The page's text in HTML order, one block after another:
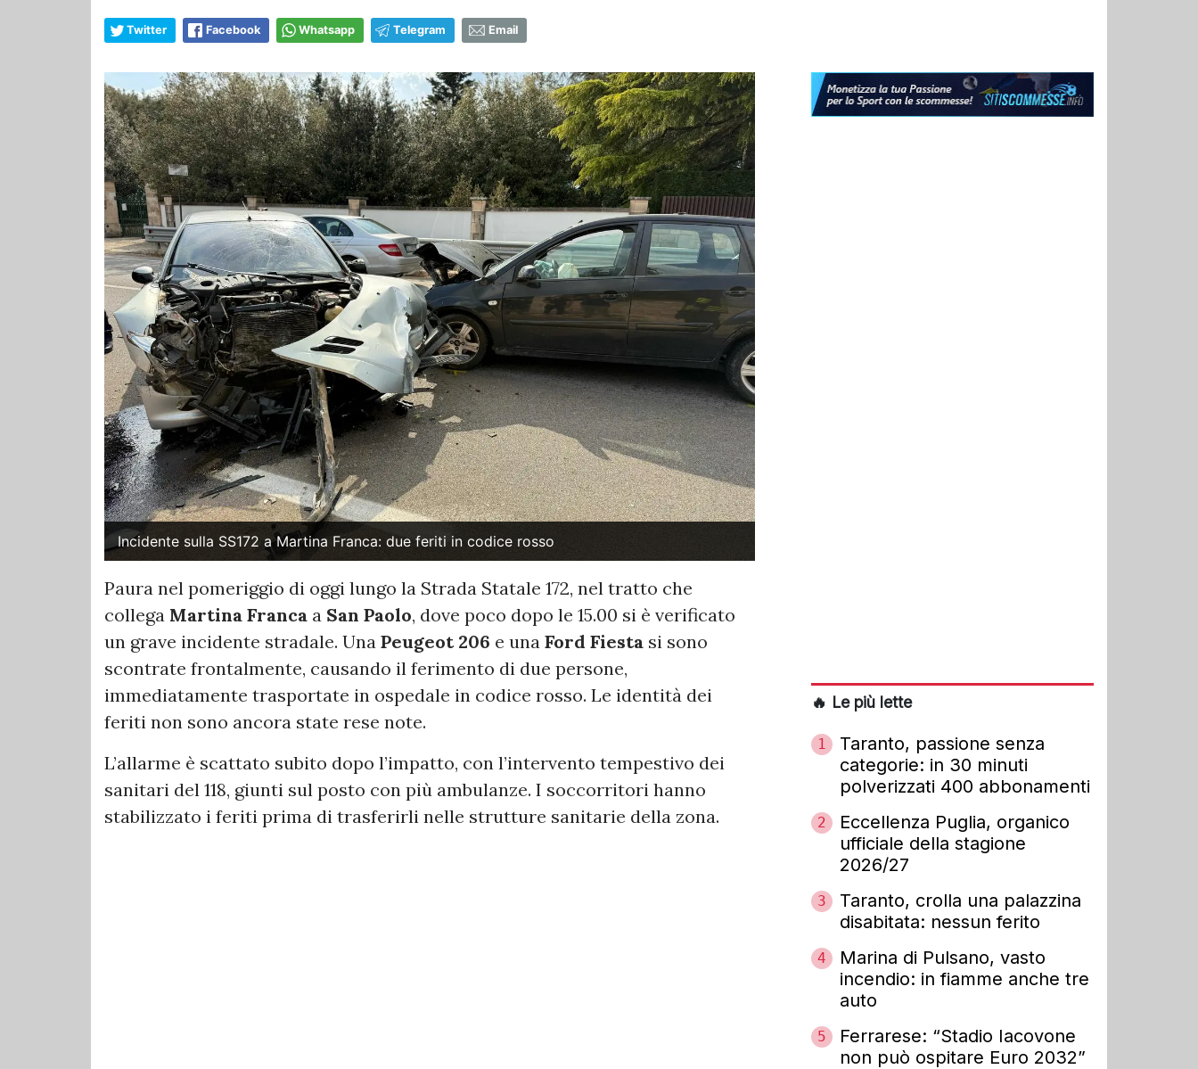
Twitter Facebook Whatsapp Telegram Email
Incidente sulla SS172 a Martina Franca: due feriti in codice rosso
Paura nel pomeriggio di oggi lungo la Strada Statale 172, nel tratto che
collega Martina Franca a San Paolo, dove poco dopo le 15.00 si è verificato
un grave incidente stradale. Una Peugeot 206 e una Ford Fiesta si sono
scontrate frontalmente, causando il ferimento di due persone,
immediatamente trasportate in ospedale in codice rosso. Le identità dei
feriti non sono ancora state rese note.
L’allarme è scattato subito dopo l’impatto, con l’intervento tempestivo dei
sanitari del 118, giunti sul posto con più ambulanze. I soccorritori hanno
stabilizzato i feriti prima di trasferirli nelle strutture sanitarie della zona.
🔥 Le più lette
1
Taranto, passione senza
categorie: in 30 minuti
polverizzati 400 abbonamenti
2
Eccellenza Puglia, organico
ufficiale della stagione
2026/27
3
Taranto, crolla una palazzina
disabitata: nessun ferito
4
Marina di Pulsano, vasto
incendio: in fiamme anche tre
auto
5
Ferrarese: “Stadio Iacovone
non può ospitare Euro 2032”